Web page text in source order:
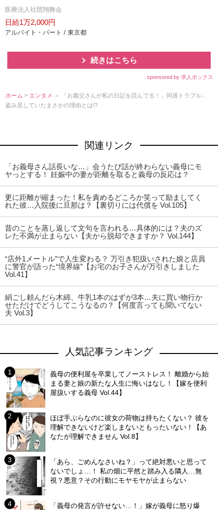
医療法人社団翔舞会
日給1万2,000円
アルバイト・パート / 東京都
続きはこちら
sponsored by 求人ボックス
ホーム > エンタメ ＞ 「お義父さんが私の日記を読んでる！」同居トラブル…
盗み見していたまさかの理由とは!?
関連リンク
「お義母さん話長いな…」会うたび話が終わらない義母にモ
ヤっとする！ 妊娠中の妻が距離を取ると義母の反応は？
更に距離が縮まった！私を責めるどころか笑って励ましてく
れた彼…入院後に旦那は？【裏切りには代償を Vol.105】
昔のことを蒸し返して文句を言われる…具体的には？夫のズ
レた不満が止まらない【夫から脱却できますか？ Vol.144】
“店外1メートル”で人生変わる？ 万引き犯扱いされた娘と店員
に警官が語った“境界線”【お宅のお子さんが万引きしました
Vol.41】
絹ごし頼んだら木綿、牛乳1本のはずが3本…夫に買い物行か
せただけでどうしてこうなるの？【何度言っても聞いてない
夫 Vol.3】
人気記事ランキング
義母の便利屋を卒業してノーストレス！ 離婚から始
まる妻と娘の新たな人生に悔いはなし！【嫁を便利
屋扱いする義母 Vol.44】
ほぼ手ぶらなのに彼女の荷物は持ちたくない？ 彼を
理解できないけど楽しまないともったいない！【あ
なたが理解できません Vol.8】
「あら、ごめんなさいね？」って絶対悪いと思って
ないでしょ…！ 私の畑に平然と踏み入る隣人…無
視？悪意？その行動にモヤモヤが止まらない
「義母の発言が許せない…！」嫁が義母に怒り爆